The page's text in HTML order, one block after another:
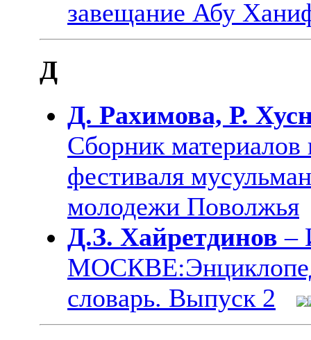
завещание Абу
Д
Д. Рахимова, Р.
Сборник материалов
фестиваля
молодежи Поволжья
Д.З. Хайретдинов –
словарь. Выпуск 2